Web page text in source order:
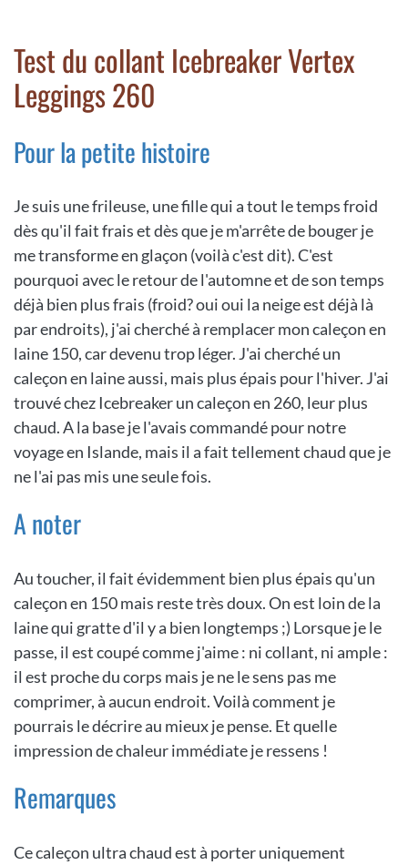
Test du collant Icebreaker Vertex
Leggings 260
Pour la petite histoire
Je suis une frileuse, une fille qui a tout le temps froid
dès qu'il fait frais et dès que je m'arrête de bouger je
me transforme en glaçon (voilà c'est dit). C'est
pourquoi avec le retour de l'automne et de son temps
déjà bien plus frais (froid? oui oui la neige est déjà là
par endroits), j'ai cherché à remplacer mon caleçon en
laine 150, car devenu trop léger. J'ai cherché un
caleçon en laine aussi, mais plus épais pour l'hiver. J'ai
trouvé chez Icebreaker un caleçon en 260, leur plus
chaud. A la base je l'avais commandé pour notre
voyage en Islande, mais il a fait tellement chaud que je
ne l'ai pas mis une seule fois.
A noter
Au toucher, il fait évidemment bien plus épais qu'un
caleçon en 150 mais reste très doux. On est loin de la
laine qui gratte d'il y a bien longtemps ;) Lorsque je le
passe, il est coupé comme j'aime : ni collant, ni ample :
il est proche du corps mais je ne le sens pas me
comprimer, à aucun endroit. Voilà comment je
pourrais le décrire au mieux je pense. Et quelle
impression de chaleur immédiate je ressens !
Remarques
Ce caleçon ultra chaud est à porter uniquement